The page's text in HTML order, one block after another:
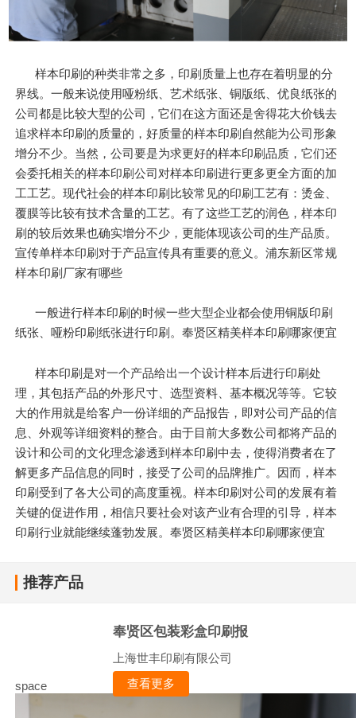
样本印刷的种类非常之多，印刷质量上也存在着明显的分
界线。一般来说使用哑粉纸、艺术纸张、铜版纸、优良纸张的
公司都是比较大型的公司，它们在这方面还是舍得花大价钱去
追求样本印刷的质量的，好质量的样本印刷自然能为公司形象
增分不少。当然，公司要是为求更好的样本印刷品质，它们还
会委托相关的样本印刷公司对样本印刷进行更多更全方面的加
工工艺。现代社会的样本印刷比较常见的印刷工艺有：烫金、
覆膜等比较有技术含量的工艺。有了这些工艺的润色，样本印
刷的较后效果也确实增分不少，更能体现该公司的生产品质。
宣传单样本印刷对于产品宣传具有重要的意义。浦东新区常规
样本印刷厂家有哪些
一般进行样本印刷的时候一些大型企业都会使用铜版印刷
纸张、哑粉印刷纸张进行印刷。奉贤区精美样本印刷哪家便宜
样本印刷是对一个产品给出一个设计样本后进行印刷处
理，其包括产品的外形尺寸、选型资料、基本概况等等。它较
大的作用就是给客户一份详细的产品报告，即对公司产品的信
息、外观等详细资料的整合。由于目前大多数公司都将产品的
设计和公司的文化理念渗透到样本印刷中去，使得消费者在了
解更多产品信息的同时，接受了公司的品牌推广。因而，样本
印刷受到了各大公司的高度重视。样本印刷对公司的发展有着
关键的促进作用，相信只要社会对该产业有合理的引导，样本
印刷行业就能继续蓬勃发展。奉贤区精美样本印刷哪家便宜
推荐产品
space
奉贤区包装彩盒印刷报
上海世丰印刷有限公司
查看更多